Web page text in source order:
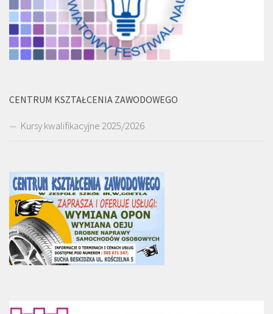
CENTRUM KSZTAŁCENIA ZAWODOWEGO
Kursy kwalifikacyjne 2025/2026